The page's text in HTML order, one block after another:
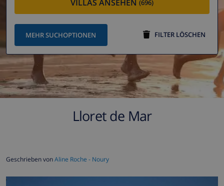
VILLAS ANSEHEN (696)
MEHR SUCHOPTIONEN FILTER LÖSCHEN
Lloret de Mar
Geschrieben vonAline Roche - Noury